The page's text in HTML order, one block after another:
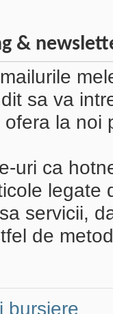
&
sa va
la noi
uri ca
legate
servicii,
de
bursiere